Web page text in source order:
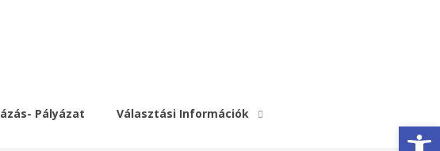
Eszköztár megnyitása
Pályázat Választási Információk